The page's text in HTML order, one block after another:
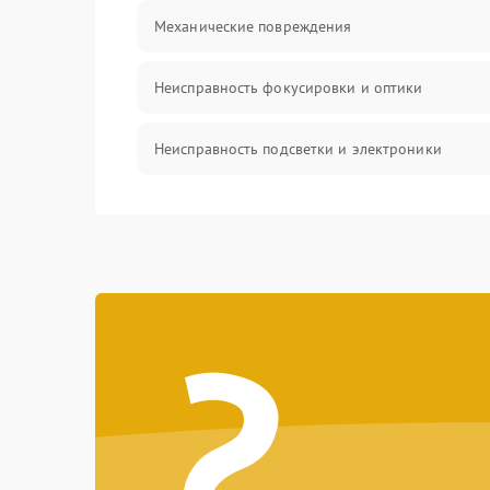
Механические повреждения
Неисправность фокусировки и оптики
Неисправность подсветки и электроники
Управление
Корпус/Герметичность